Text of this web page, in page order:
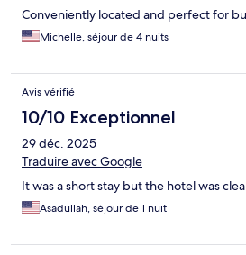
Conveniently located and perfect for
Michelle, séjour de 4 nuits
Avis vérifié
10/10 Exceptionnel
29 déc. 2025
Traduire avec Google
It was a short stay but the hotel was
Asadullah, séjour de 1 nuit